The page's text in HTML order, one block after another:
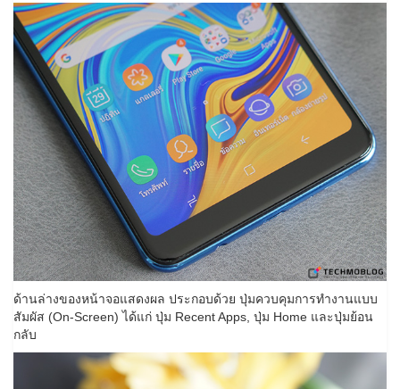
ด้านล่างของหน้าจอแสดงผล ประกอบด้วย ปุ่มควบคุมการทำงานแบบ
สัมผัส (On-Screen) ได้แก่ ปุ่ม Recent Apps, ปุ่ม Home และปุ่มย้อน
กลับ